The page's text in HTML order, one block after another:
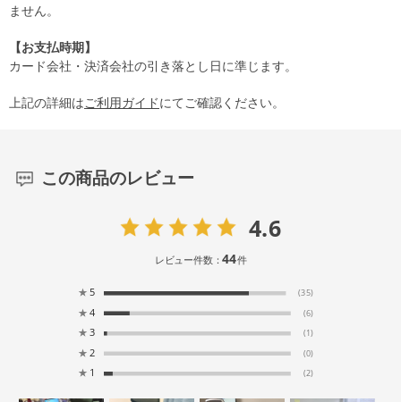
ません。
【お支払時期】
カード会社・決済会社の引き落とし日に準じます。
上記の詳細はご利用ガイドにてご確認ください。
この商品のレビュー
4.6
レビュー件数：44件
★ 5 (35)
★ 4 (6)
★ 3 (1)
★ 2 (0)
★ 1 (2)